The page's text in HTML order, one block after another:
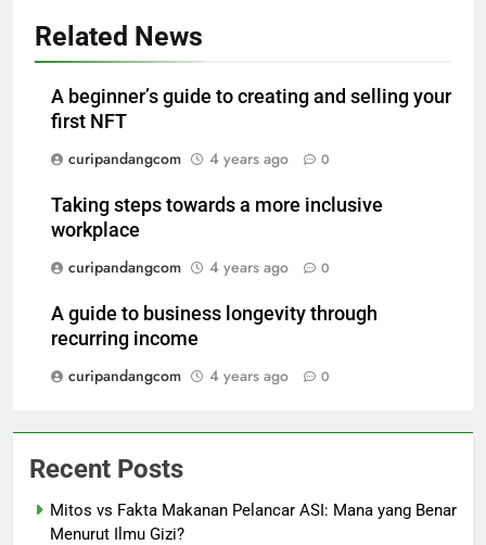
Related News
A beginner’s guide to creating and selling your
first NFT
curipandangcom
4 years ago 0
Taking steps towards a more inclusive
workplace
curipandangcom
4 years ago 0
A guide to business longevity through
recurring income
curipandangcom
4 years ago 0
Recent Posts
Mitos vs Fakta Makanan Pelancar ASI: Mana yang Benar
Menurut Ilmu Gizi?